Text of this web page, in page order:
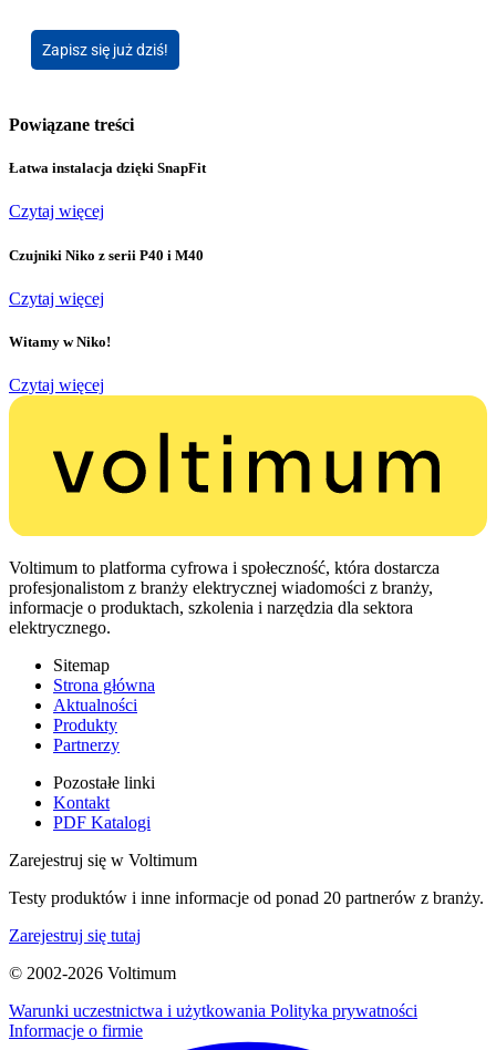
Zapisz się już dziś!
Powiązane treści
Łatwa instalacja dzięki SnapFit
Czytaj więcej
Czujniki Niko z serii P40 i M40
Czytaj więcej
Witamy w Niko!
Czytaj więcej
Voltimum to platforma cyfrowa i społeczność, która dostarcza
profesjonalistom z branży elektrycznej wiadomości z branży,
informacje o produktach, szkolenia i narzędzia dla sektora
elektrycznego.
Sitemap
Strona główna
Aktualności
Produkty
Partnerzy
Pozostałe linki
Kontakt
PDF Katalogi
Zarejestruj się w Voltimum
Testy produktów i inne informacje od ponad 20 partnerów z branży.
Zarejestruj się tutaj
© 2002-2026 Voltimum
Warunki uczestnictwa i użytkowania Polityka prywatności
Informacje o firmie